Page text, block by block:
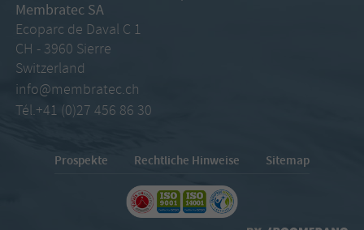
Membratec SA
Ecoparc de Daval C 1
CH - 3960 Sierre
Switzerland
info@membratec.ch
Tél.+41 (0)27 456 86 30
Prospekte Rechtliche Hinweise Sitemap